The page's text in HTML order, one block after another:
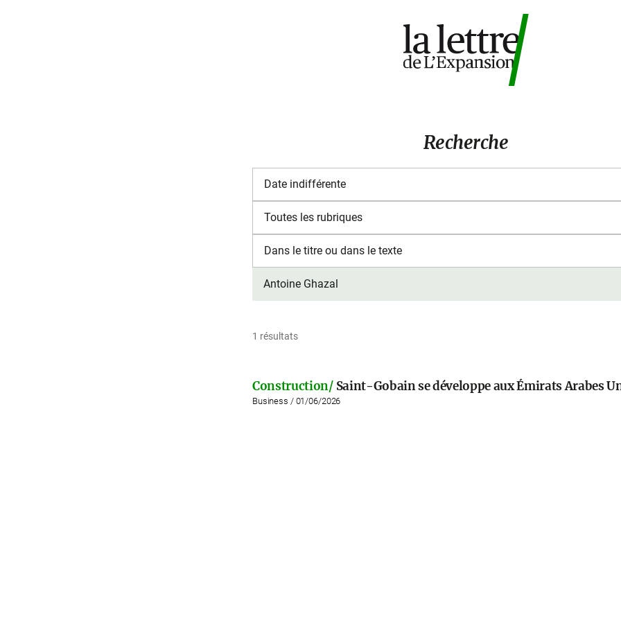
Recherche
1 résultats
Construction/ Saint-Gobain se développe aux Émirats Arabes
Business / 01/06/2026